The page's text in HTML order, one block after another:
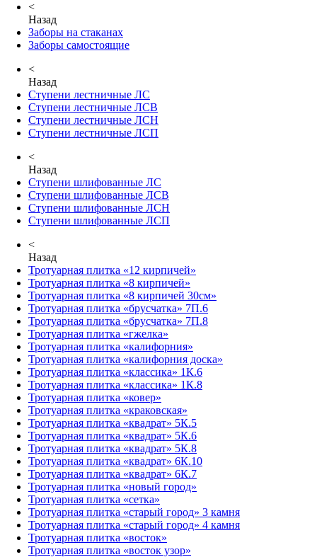
<
Назад
Заборы на стаканах
Заборы самостоящие
<
Назад
Ступени лестничные ЛС
Ступени лестничные ЛСВ
Ступени лестничные ЛСН
Ступени лестничные ЛСП
<
Назад
Ступени шлифованные ЛС
Ступени шлифованные ЛСВ
Ступени шлифованные ЛСН
Ступени шлифованные ЛСП
<
Назад
Тротуарная плитка «12 кирпичей»
Тротуарная плитка «8 кирпичей»
Тротуарная плитка «8 кирпичей 30см»
Тротуарная плитка «брусчатка» 7П.6
Тротуарная плитка «брусчатка» 7П.8
Тротуарная плитка «гжелка»
Тротуарная плитка «калифорния»
Тротуарная плитка «калифорния доска»
Тротуарная плитка «классика» 1К.6
Тротуарная плитка «классика» 1К.8
Тротуарная плитка «ковер»
Тротуарная плитка «краковская»
Тротуарная плитка «квадрат» 5К.5
Тротуарная плитка «квадрат» 5К.6
Тротуарная плитка «квадрат» 5К.8
Тротуарная плитка «квадрат» 6К.10
Тротуарная плитка «квадрат» 6К.7
Тротуарная плитка «новый город»
Тротуарная плитка «сетка»
Тротуарная плитка «старый город» 3 камня
Тротуарная плитка «старый город» 4 камня
Тротуарная плитка «восток»
Тротуарная плитка «восток узор»